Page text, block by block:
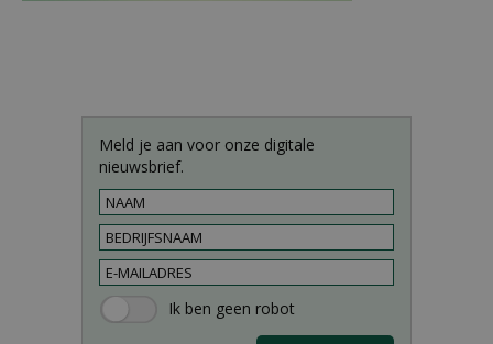
Meld je aan voor onze digitale
nieuwsbrief.